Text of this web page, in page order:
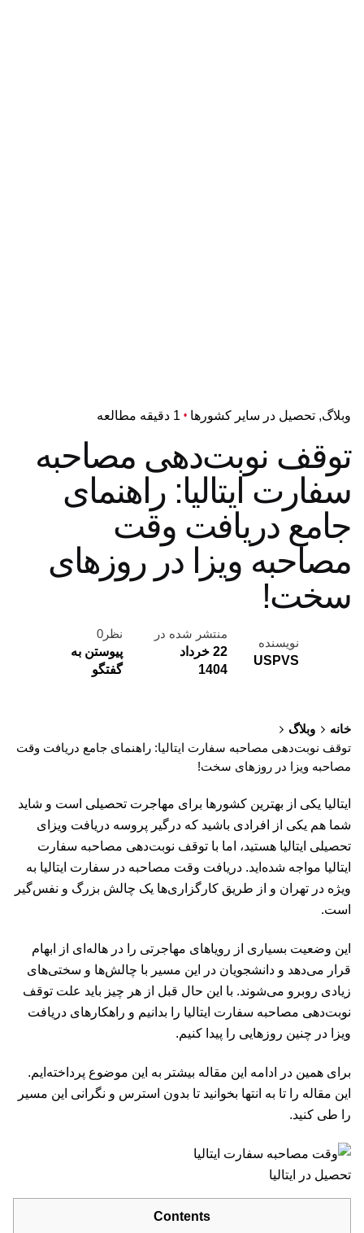
وبلاگ تحصیل در سایر کشورها 1 دقیقه مطالعه
توقف نوبت‌دهی مصاحبه
سفارت ایتالیا:‌ راهنمای
جامع دریافت وقت
مصاحبه ویزا در روزهای
سخت!‌
نویسنده
USPVS
منتشر شده در
22 خرداد
1404
نظر0
پیوستن به
گفتگو
خانه
وبلاگ
توقف نوبت‌دهی مصاحبه سفارت ایتالیا:‌ راهنمای جامع دریافت وقت
مصاحبه ویزا در روزهای سخت!‌
ایتالیا یکی از بهترین کشورها برای مهاجرت تحصیلی است و شاید
شما هم یکی از افرادی باشید که درگیر پروسه دریافت ویزای
تحصیلی ایتالیا هستید، اما با توقف نوبت‌دهی مصاحبه سفارت
ایتالیا مواجه شده‌اید. دریافت وقت مصاحبه در سفارت ایتالیا به
ویژه در تهران و از طریق کارگزاری‌ها یک چالش بزرگ و نفس‌گیر
است.
این وضعیت بسیاری از رویاهای مهاجرتی را در هاله‌ای از ابهام
قرار می‌دهد و دانشجویان در این مسیر با چالش‌ها و سختی‌های
زیادی روبرو می‌شوند. با این حال قبل از هر چیز باید علت توقف
نوبت‌دهی مصاحبه سفارت ایتالیا را بدانیم و راهکارهای دریافت
ویزا در چنین روزهایی را پیدا کنیم.
برای همین در ادامه این مقاله بیشتر به این موضوع پرداخته‌ایم.
این مقاله را تا به انتها بخوانید تا بدون استرس و نگرانی این مسیر
را طی کنید.
تحصیل در ایتالیا
Contents